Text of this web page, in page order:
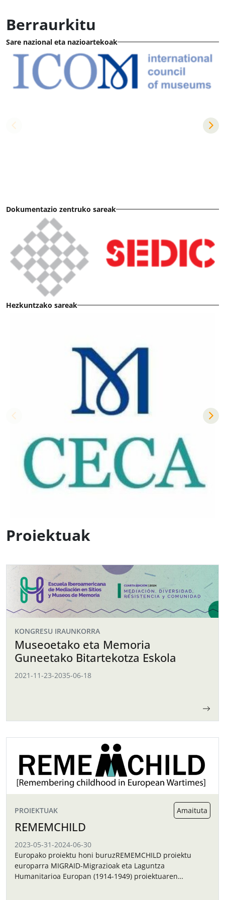
Berraurkitu
Sare nazional eta nazioartekoak
Dokumentazio zentruko sareak
Hezkuntzako sareak
Proiektuak
KONGRESU IRAUNKORRA
Museoetako eta Memoria
Guneetako Bitartekotza Eskola
2021-11-23-2035-06-18
PROIEKTUAK Amaituta
REMEMCHILD
2023-05-31-2024-06-30
Europako proiektu honi buruzREMEMCHILD proiektu
europarra MIGRAID-Migrazioak eta Laguntza
Humanitarioa Europan (1914-1949) proiektuaren